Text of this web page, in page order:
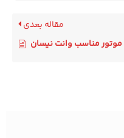
مقاله بعدی
مناسب وانت نیسان